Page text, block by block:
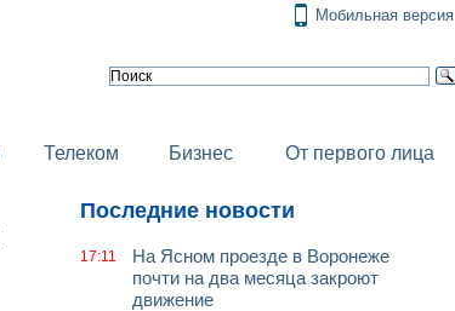
Мобильная версия
Телеком Бизнес От первого лица
Последние новости
17:11
На Ясном проезде в Воронеже
почти на два месяца закроют
движение